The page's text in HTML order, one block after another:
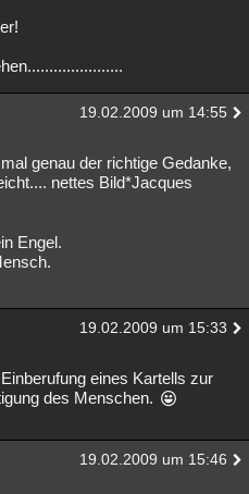
19.02.2009 um 14:55
genau der richtige Gedanke,
nettes Bild*Jacques
Engel.
19.02.2009 um 15:33
eines Kartells zur
des Menschen.
19.02.2009 um 15:46